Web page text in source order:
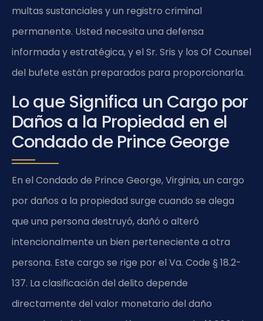
multas sustanciales y un registro criminal
permanente. Usted necesita una defensa
informada y estratégica, y el Sr. Sris y los Of Counsel
del bufete están preparados para proporcionarla.
Lo que Significa un Cargo por
Daños a la Propiedad en el
Condado de Prince George
En el Condado de Prince George, Virginia, un cargo
por daños a la propiedad surge cuando se alega
que una persona destruyó, dañó o alteró
intencionalmente un bien perteneciente a otra
persona. Este cargo se rige por el Va. Code § 18.2-
137. La clasificación del delito depende
directamente del valor monetario del daño